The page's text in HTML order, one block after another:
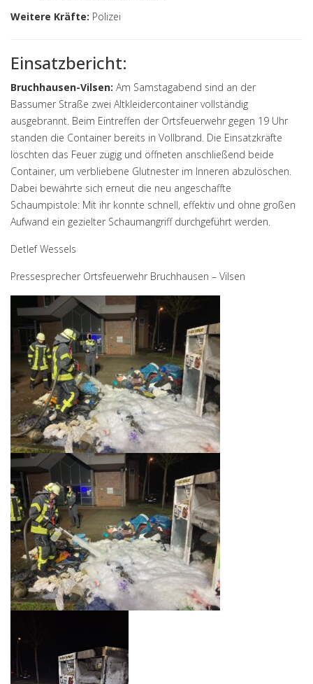
Weitere Kräfte: Polizei
Einsatzbericht:
Bruchhausen-Vilsen: Am Samstagabend sind an der
Bassumer Straße zwei Altkleidercontainer vollständig
ausgebrannt. Beim Eintreffen der Ortsfeuerwehr gegen 19 Uhr
standen die Container bereits in Vollbrand. Die Einsatzkräfte
löschten das Feuer zügig und öffneten anschließend beide
Container, um verbliebene Glutnester im Inneren abzulöschen.
Dabei bewährte sich erneut die neu angeschaffte
Schaumpistole: Mit ihr konnte schnell, effektiv und ohne großen
Aufwand ein gezielter Schaumangriff durchgeführt werden.
Detlef Wessels
Pressesprecher Ortsfeuerwehr Bruchhausen – Vilsen